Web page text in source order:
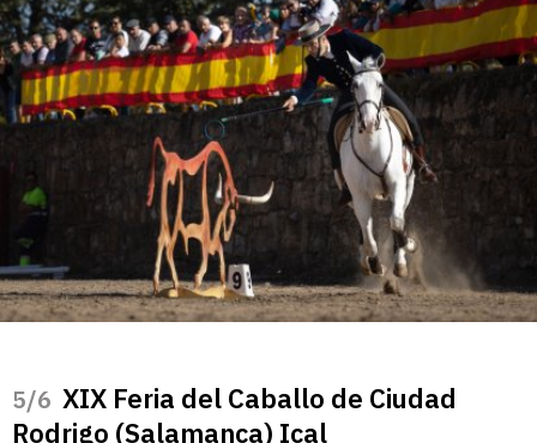
/6 XIX Feria del Caballo de Ciudad
Rodrigo (Salamanca) Ical